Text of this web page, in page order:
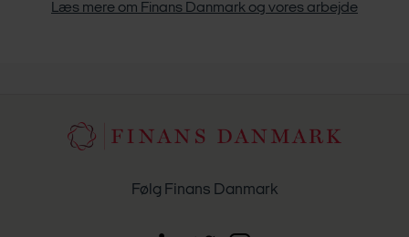
Læs mere om Finans Danmark og vores arbejde
Følg Finans Danmark